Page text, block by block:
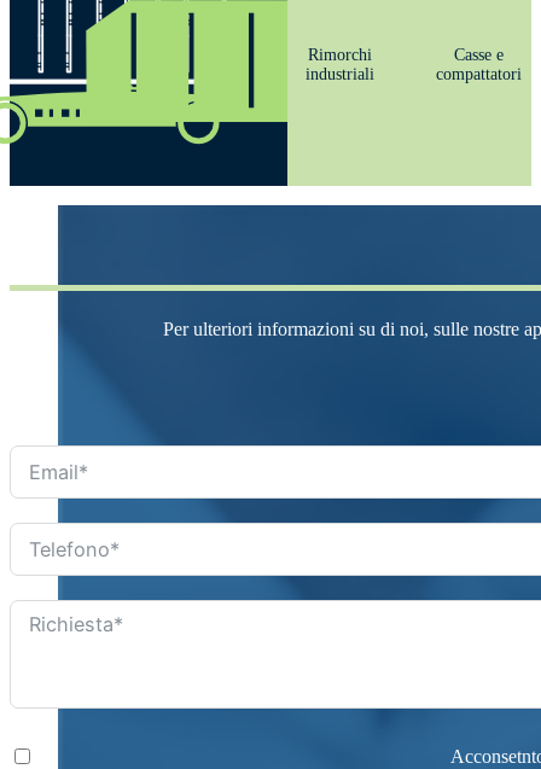
Rimorchi
industriali
Casse e
compattatori
Per ulteriori informazioni su di noi, sulle nostre